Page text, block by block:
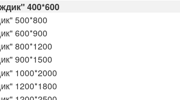
400*600
500*800
600*900
800*1200
900*1500
1000*2000
1200*1800